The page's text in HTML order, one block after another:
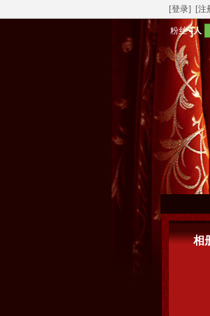
[登录] [注
粉丝4人
相